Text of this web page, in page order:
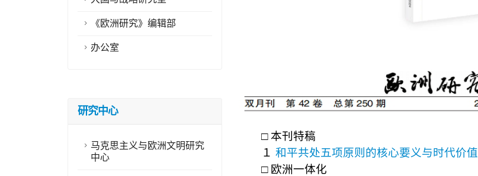
《欧洲研究》编辑部
办公室
研究中心
马克思主义与欧洲文明研究
中心
□本刊特稿
１ 和平共处五项原则的核心要义与时代价值
□ 欧洲一体化